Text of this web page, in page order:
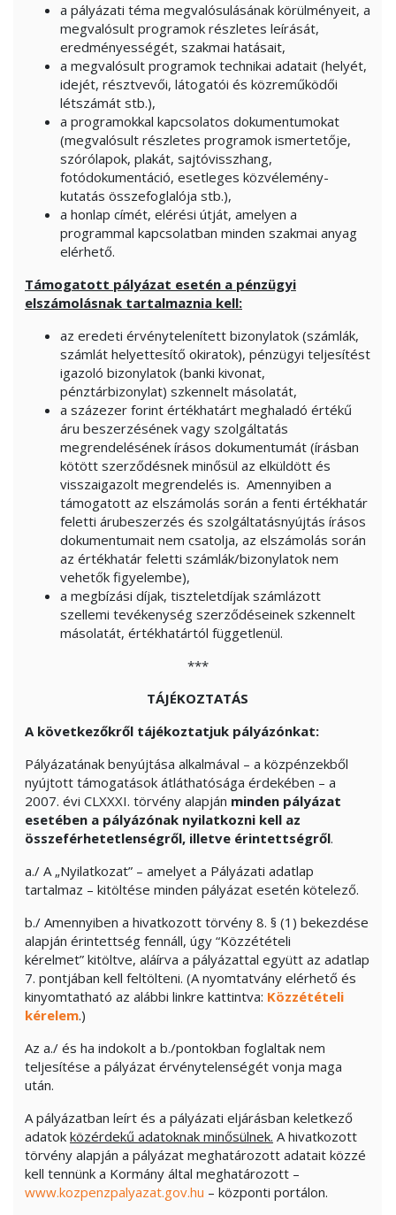
a pályázati téma megvalósulásának körülményeit, a
megvalósult programok részletes leírását,
eredményességét, szakmai hatásait,
a megvalósult programok technikai adatait (helyét,
idejét, résztvevői, látogatói és közreműködői
létszámát stb.),
a programokkal kapcsolatos dokumentumokat
(megvalósult részletes programok ismertetője,
szórólapok, plakát, sajtóvisszhang,
fotódokumentáció, esetleges közvélemény-
kutatás összefoglalója stb.),
a honlap címét, elérési útját, amelyen a
programmal kapcsolatban minden szakmai anyag
elérhető.
Támogatott pályázat esetén a pénzügyi
elszámolásnak tartalmaznia kell:
az eredeti érvénytelenített bizonylatok (számlák,
számlát helyettesítő okiratok), pénzügyi teljesítést
igazoló bizonylatok (banki kivonat,
pénztárbizonylat) szkennelt másolatát,
a százezer forint értékhatárt meghaladó értékű
áru beszerzésének vagy szolgáltatás
megrendelésének írásos dokumentumát (írásban
kötött szerződésnek minősül az elküldött és
visszaigazolt megrendelés is. Amennyiben a
támogatott az elszámolás során a fenti értékhatár
feletti árubeszerzés és szolgáltatásnyújtás írásos
dokumentumait nem csatolja, az elszámolás során
az értékhatár feletti számlák/bizonylatok nem
vehetők figyelembe),
a megbízási díjak, tiszteletdíjak számlázott
szellemi tevékenység szerződéseinek szkennelt
másolatát, értékhatártól függetlenül.
***
TÁJÉKOZTATÁS
A következőkről tájékoztatjuk pályázónkat:
Pályázatának benyújtása alkalmával – a közpénzekből
nyújtott támogatások átláthatósága érdekében – a
2007. évi CLXXXI. törvény alapján minden pályázat
esetében a pályázónak nyilatkozni kell az
összeférhetetlenségről, illetve érintettségről.
a./ A „Nyilatkozat” – amelyet a Pályázati adatlap
tartalmaz – kitöltése minden pályázat esetén kötelező.
b./ Amennyiben a hivatkozott törvény 8. § (1) bekezdése
alapján érintettség fennáll, úgy “Közzétételi
kérelmet” kitöltve, aláírva a pályázattal együtt az adatlap
7. pontjában kell feltölteni. (A nyomtatvány elérhető és
kinyomtatható az alábbi linkre kattintva: Közzétételi
kérelem.)
Az a./ és ha indokolt a b./pontokban foglaltak nem
teljesítése a pályázat érvénytelenségét vonja maga
után.
A pályázatban leírt és a pályázati eljárásban keletkező
adatok közérdekű adatoknak minősülnek. A hivatkozott
törvény alapján a pályázat meghatározott adatait közzé
kell tennünk a Kormány által meghatározott –
www.kozpenzpalyazat.gov.hu – központi portálon.